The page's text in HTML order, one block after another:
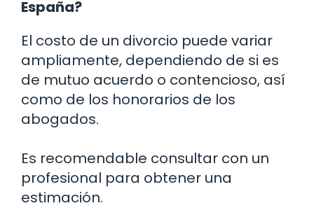
España?
El costo de un divorcio puede variar
ampliamente, dependiendo de si es
de mutuo acuerdo o contencioso, así
como de los honorarios de los
abogados.
Es recomendable consultar con un
profesional para obtener una
estimación.